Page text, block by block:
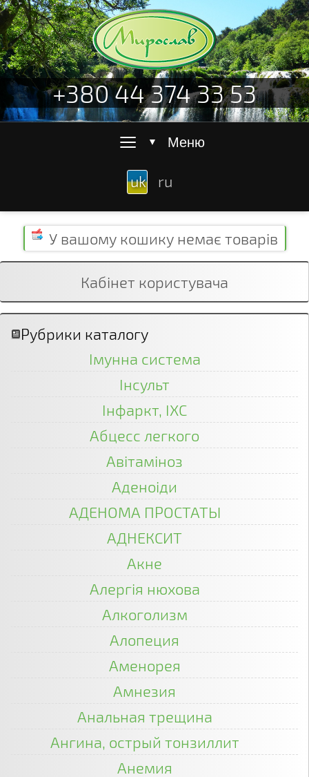
+380 44 374 33 53
≡ ▼ Меню
uk ru
У вашому кошику немає товарів
Кабінет користувача
Рубрики каталогу
Імунна система
Інсульт
Інфаркт, ІХС
Абцесс легкого
Авітаміноз
Аденоіди
АДЕНОМА ПРОСТАТЫ
АДНЕКСИТ
Акне
Алергія нюхова
Алкоголизм
Алопеция
Аменорея
Амнезия
Анальная трещина
Ангина, острый тонзиллит
Анемия